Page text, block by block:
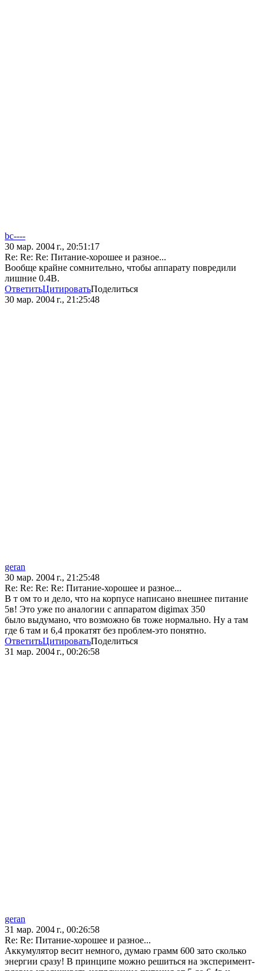
bc----
30 мар. 2004 г., 20:51:17
Re: Re: Re: Питание-хорошее и разное...
Вообще крайне сомнительно, чтобы аппарату повредили
лишние 0.4В.
ОтветитьЦитироватьПоделиться
30 мар. 2004 г., 21:25:48
geran
30 мар. 2004 г., 21:25:48
Re: Re: Re: Re: Питание-хорошее и разное...
В т ом то и дело, что на корпусе написано внешнее питание
5в! Это уже по аналогии с аппаратом digimax 350
было выдумано, что возможно 6в тоже нормально. Ну а там
где 6 там и 6,4 прокатят без проблем-это понятно.
ОтветитьЦитироватьПоделиться
31 мар. 2004 г., 00:26:58
geran
31 мар. 2004 г., 00:26:58
Re: Re: Питание-хорошее и разное...
Аккумулятор весит немного, думаю грамм 600 зато сколько
энергии сразу! В принципе можно решиться на эксперимент-